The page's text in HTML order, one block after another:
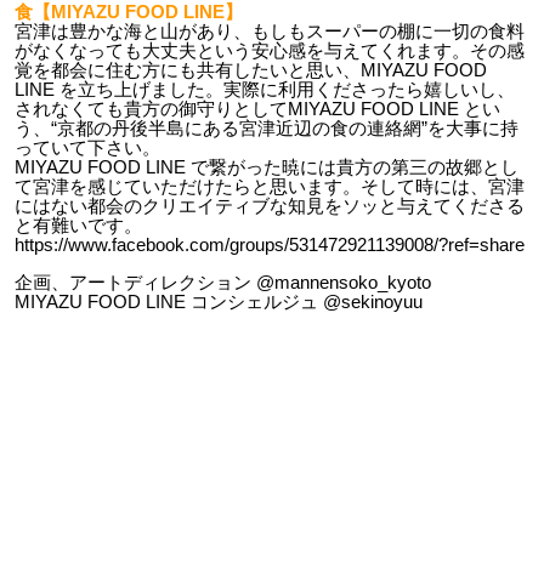
食【MIYAZU FOOD LINE】
宮津は豊かな海と山があり、もしもスーパーの棚に一切の食料
がなくなっても大丈夫という安心感を与えてくれます。その感
覚を都会に住む方にも共有したいと思い、MIYAZU FOOD
LINE を立ち上げました。実際に利用くださったら嬉しいし、
されなくても貴方の御守りとしてMIYAZU FOOD LINE とい
う、“京都の丹後半島にある宮津近辺の食の連絡網”を大事に持
っていて下さい。
MIYAZU FOOD LINE で繋がった暁には貴方の第三の故郷とし
て宮津を感じていただけたらと思います。そして時には、宮津
にはない都会のクリエイティブな知見をソッと与えてくださる
と有難いです。
https://www.facebook.com/groups/531472921139008/?ref=share
企画、アートディレクション @mannensoko_kyoto
MIYAZU FOOD LINE コンシェルジュ @sekinoyuu